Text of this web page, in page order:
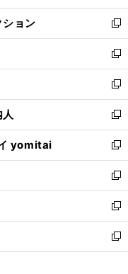
開
く
ウ
で
開
く
ン
ド
ウ
で
開
く
ウ
ィ
ン
ド
ウ
で
開
く
ョン
新
し
い
ウ
ィ
ン
ド
ウ
で
開
く
新
し
い
ウ
ィ
ン
ド
ウ
で
開
く
新
し
い
ウ
ィ
ン
ド
ウ
で
開
く
新
し
い
ウ
ィ
ン
ド
ウ
で
開
yomitai
新
し
い
ウ
ィ
ン
ド
ウ
新
し
い
ウ
ィ
ン
新
し
い
ウ
新
し